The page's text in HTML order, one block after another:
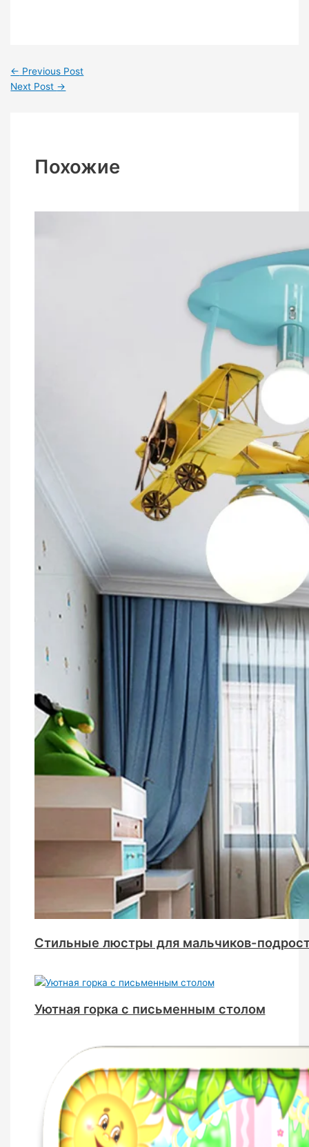
← Previous Post
Next Post →
Похожие
Стильные люстры для мальчиков-
Уютная горка с письменным столом